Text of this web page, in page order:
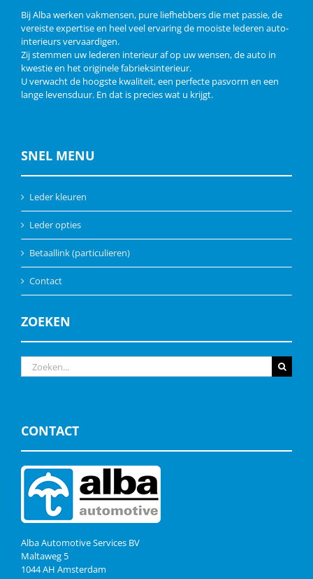
Bij Alba werken vakmensen, pure liefhebbers die met passie, de
vereiste expertise en heel veel ervaring de mooiste lederen auto-
interieurs vervaardigen.
Zij stemmen uw lederen interieur af op uw wensen, de auto in
kwestie en het originele fabrieksinterieur.
U verwacht de hoogste kwaliteit, een perfecte pasvorm en een
lange levensduur. En dat is precies wat u krijgt.
SNEL MENU
Leder kleuren
Leder opties
Betaallink (particulieren)
Contact
ZOEKEN
Zoeken
naar:
CONTACT
Alba Automotive Services BV
Maltaweg 5
1044 AH Amsterdam